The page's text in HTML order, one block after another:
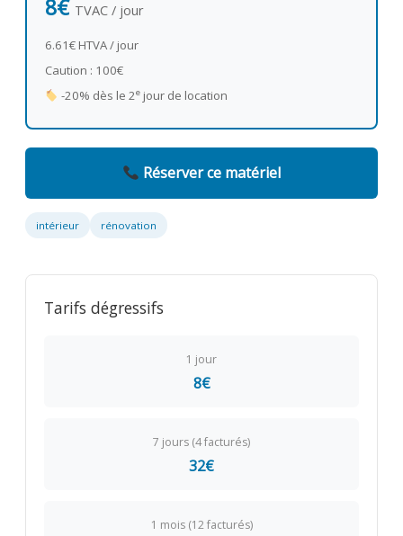
8€ TVAC / jour
6.61€ HTVA / jour
Caution : 100€
-20% dès le 2ejour de location
Réserver ce matériel
intérieur rénovation
Tarifs dégressifs
1 jour
8€
7 jours (4 facturés)
32€
1 mois (12 facturés)